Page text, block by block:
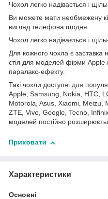
Чохол легко надівається і
Ви можете мати необмежену
вигляд телефона щодня.
Чохол легко надівається і
Для кожного чохла є заставка
стіл для моделей фірми Apple
паралакс-ефекту.
Такі чохли доступні для
Apple, Samsung, Nokia, HTC,
Motorola, Asus, Xiaomi, Meizu,
ZTE, Vivo, Google, Tecno,
моделей постійно
Приховати
Характеристики
Основні